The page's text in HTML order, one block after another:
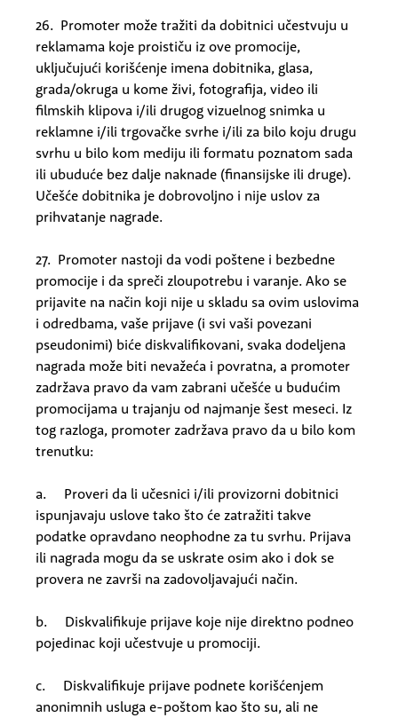
26. Promoter može tražiti da dobitnici učestvuju u
reklamama koje proističu iz ove promocije,
uključujući korišćenje imena dobitnika, glasa,
grada/okruga u kome živi, fotografija, video ili
filmskih klipova i/ili drugog vizuelnog snimka u
reklamne i/ili trgovačke svrhe i/ili za bilo koju drugu
svrhu u bilo kom mediju ili formatu poznatom sada
ili ubuduće bez dalje naknade (finansijske ili druge).
Učešće dobitnika je dobrovoljno i nije uslov za
prihvatanje nagrade.
27. Promoter nastoji da vodi poštene i bezbedne
promocije i da spreči zloupotrebu i varanje. Ako se
prijavite na način koji nije u skladu sa ovim uslovima
i odredbama, vaše prijave (i svi vaši povezani
pseudonimi) biće diskvalifikovani, svaka dodeljena
nagrada može biti nevažeća i povratna, a promoter
zadržava pravo da vam zabrani učešće u budućim
promocijama u trajanju od najmanje šest meseci. Iz
tog razloga, promoter zadržava pravo da u bilo kom
trenutku:
a. Proveri da li učesnici i/ili provizorni dobitnici
ispunjavaju uslove tako što će zatražiti takve
podatke opravdano neophodne za tu svrhu. Prijava
ili nagrada mogu da se uskrate osim ako i dok se
provera ne završi na zadovoljavajući način.
b. Diskvalifikuje prijave koje nije direktno podneo
pojedinac koji učestvuje u promociji.
c. Diskvalifikuje prijave podnete korišćenjem
anonimnih usluga e-poštom kao što su, ali ne